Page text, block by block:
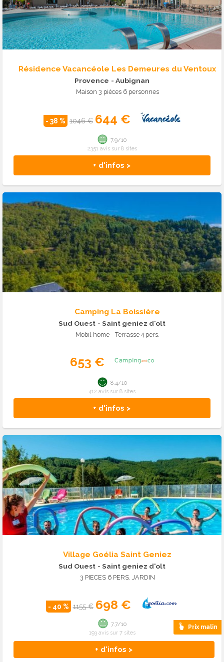
Résidence Vacancéole Les Demeures du Ventoux
Provence - Aubignan
Maison 3 pièces 6 personnes
- 38 % 1046 € 644 €
+ d'infos >
7.9/10
2351 avis sur 8 sites
Camping La Boissière
Sud Ouest - Saint geniez d'olt
Mobil home - Terrasse 4 pers.
653 €
+ d'infos >
8.4/10
412 avis sur 8 sites
Village Goélia Saint Geniez
Sud Ouest - Saint geniez d'olt
3 PIECES 6 PERS. JARDIN
- 40 % 1155 € 698 €
Prix malin
+ d'infos >
7.7/10
193 avis sur 7 sites